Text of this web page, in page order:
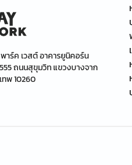
พาร์ค เวสต์ อาคารยูนิคอร์น
ถนนสุขุมวิท แขวงบางจาก
ทพ 10260